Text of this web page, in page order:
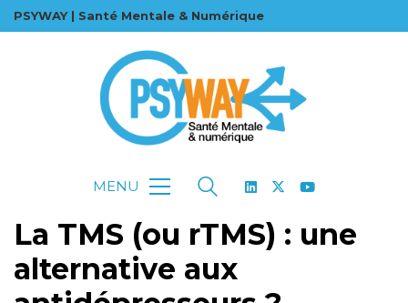
PSYWAY | Santé Mentale & Numérique
MENU
La TMS (ou rTMS) : une
alternative aux